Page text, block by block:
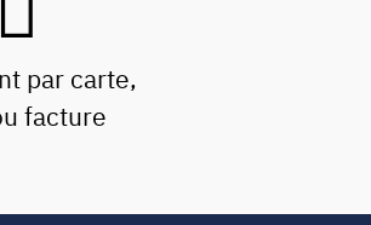
par carte,
facture